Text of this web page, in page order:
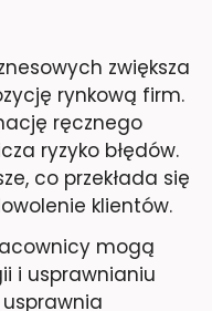
zwiększa
rynkową firm.
ręcznego
ryzyko błędów.
co przekłada się
klientów.
mogą
i usprawnianiu